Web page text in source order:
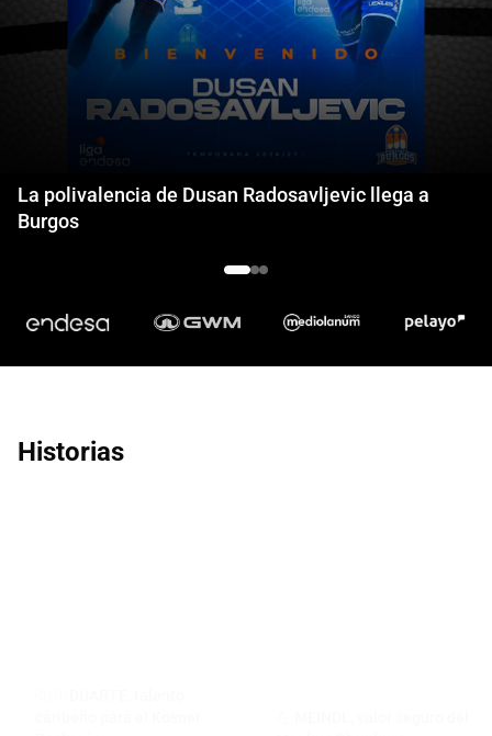
La polivalencia de Dusan Radosavljevic llega a
Burgos
Historias